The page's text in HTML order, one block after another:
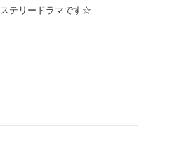
ステリードラマです☆